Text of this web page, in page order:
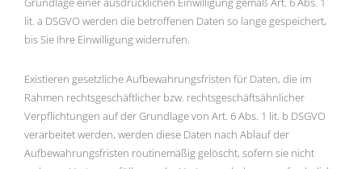
lit. a DSGVO werden die betroffenen Daten so lange gespeichert,
bis Sie Ihre Einwilligung widerrufen.
Existieren gesetzliche Aufbewahrungsfristen für Daten, die im
Rahmen rechtsgeschäftlicher bzw. rechtsgeschäftsähnlicher
Verpflichtungen auf der Grundlage von Art. 6 Abs. 1 lit. b DSGVO
verarbeitet werden, werden diese Daten nach Ablauf der
Aufbewahrungsfristen routinemäßig gelöscht, sofern sie nicht